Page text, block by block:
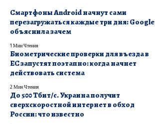
Смартфоны Android начнут сами
перезагружаться каждые три дня: Google
объяснила зачем
1 Мин Чтения
Биометрические проверки для въезда в
ЕС запустят поэтапно: когда начнет
действовать система
2 Мин Чтения
До 500 Тбит/с. Украина получит
сверхскоростной интернет в обход
России: что известно